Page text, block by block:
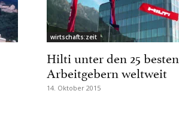
wirtschafts:zeit
Hilti unter den 25 besten
Arbeitgebern weltweit
14. Oktober 2015